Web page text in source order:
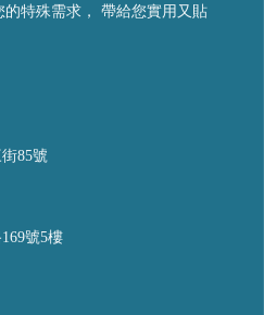
的特殊需求， 帶給您實用又貼
85號
號5樓